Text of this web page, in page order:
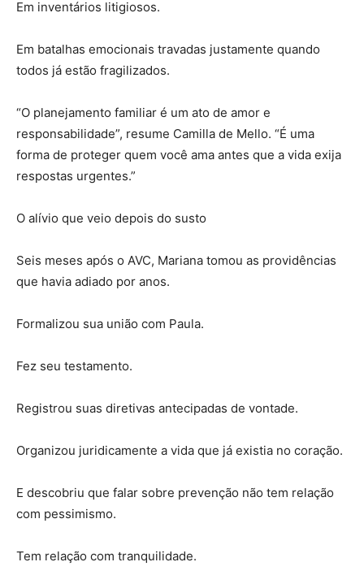
Em inventários litigiosos.
Em batalhas emocionais travadas justamente quando
todos já estão fragilizados.
“O planejamento familiar é um ato de amor e
responsabilidade”, resume Camilla de Mello. “É uma
forma de proteger quem você ama antes que a vida exija
respostas urgentes.”
O alívio que veio depois do susto
Seis meses após o AVC, Mariana tomou as providências
que havia adiado por anos.
Formalizou sua união com Paula.
Fez seu testamento.
Registrou suas diretivas antecipadas de vontade.
Organizou juridicamente a vida que já existia no coração.
E descobriu que falar sobre prevenção não tem relação
com pessimismo.
Tem relação com tranquilidade.